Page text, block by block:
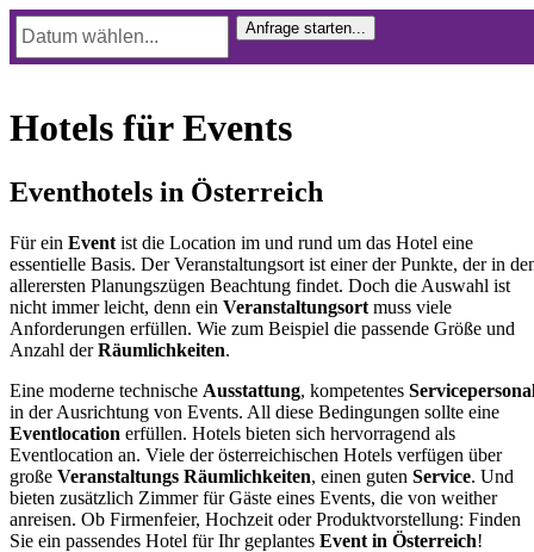
Hotels für Events
Eventhotels in Österreich
Für ein Event ist die Location im und rund um das Hotel eine
essentielle Basis. Der Veranstaltungsort ist einer der Punkte, der in
allerersten Planungszügen Beachtung findet. Doch die Auswahl ist
nicht immer leicht, denn ein Veranstaltungsort muss viele
Anforderungen erfüllen. Wie zum Beispiel die passende Größe und
Anzahl derRäumlichkeiten.
Eine moderne technische Ausstattung, kompetentes
in der Ausrichtung von Events. All diese Bedingungen sollte eine
Eventlocation erfüllen. Hotels bieten sich hervorragend als
Eventlocation an. Viele der österreichischen Hotels verfügen über
große Veranstaltungs Räumlichkeiten, einen guten Service. Und
bieten zusätzlich Zimmer für Gäste eines Events, die von weither
anreisen. Ob Firmenfeier, Hochzeit oder Produktvorstellung: Finden
Sie ein passendes Hotel für Ihr geplantes Event in Österreich!